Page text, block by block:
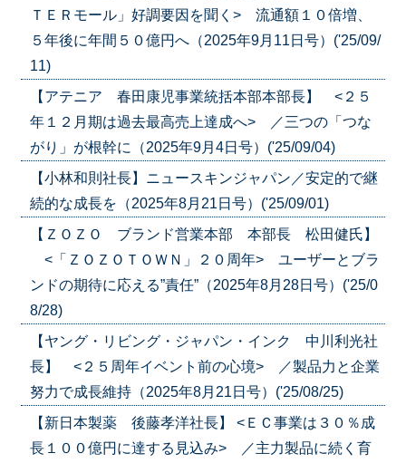
ＴＥＲモール」好調要因を聞く> 流通額１０倍増、
５年後に年間５０億円へ（2025年9月11日号）('25/09/
11)
【アテニア 春田康児事業統括本部本部長】 <２５
年１２月期は過去最高売上達成へ> ／三つの「つな
がり」が根幹に（2025年9月4日号）('25/09/04)
【小林和則社長】ニュースキンジャパン／安定的で継
続的な成長を（2025年8月21日号）('25/09/01)
【ＺＯＺＯ ブランド営業本部 本部長 松田健氏】
<「ＺＯＺＯＴＯＷＮ」２０周年> ユーザーとブラ
ンドの期待に応える”責任”（2025年8月28日号）('25/0
8/28)
【ヤング・リビング・ジャパン・インク 中川利光社
長】 <２５周年イベント前の心境> ／製品力と企業
努力で成長維持（2025年8月21日号）('25/08/25)
【新日本製薬 後藤孝洋社長】 <ＥＣ事業は３０％成
長１００億円に達する見込み> ／主力製品に続く育